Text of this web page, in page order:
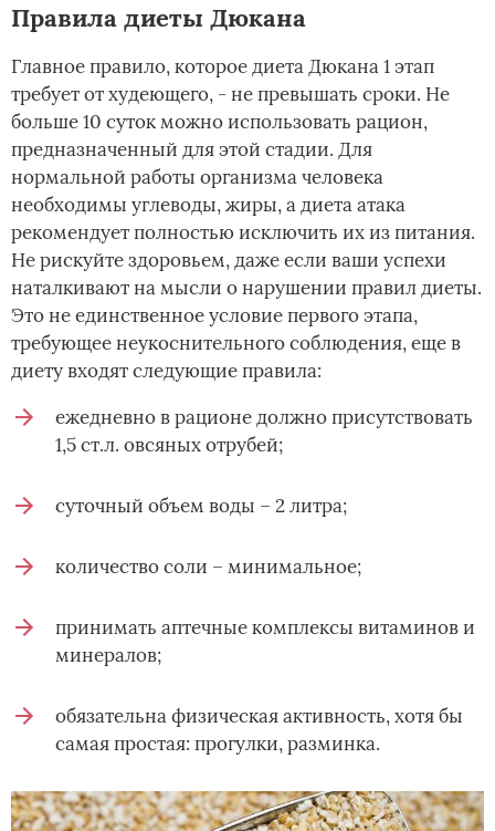
Правила диеты Дюкана
Главное правило, которое диета Дюкана 1 этап
требует от худеющего, - не превышать сроки. Не
больше 10 суток можно использовать рацион,
предназначенный для этой стадии. Для
нормальной работы организма человека
необходимы углеводы, жиры, а диета атака
рекомендует полностью исключить их из питания.
Не рискуйте здоровьем, даже если ваши успехи
наталкивают на мысли о нарушении правил диеты.
Это не единственное условие первого этапа,
требующее неукоснительного соблюдения, еще в
диету входят следующие правила:
ежедневно в рационе должно присутствовать
1,5 ст.л. овсяных отрубей;
суточный объем воды – 2 литра;
количество соли – минимальное;
принимать аптечные комплексы витаминов и
минералов;
обязательна физическая активность, хотя бы
самая простая: прогулки, разминка.